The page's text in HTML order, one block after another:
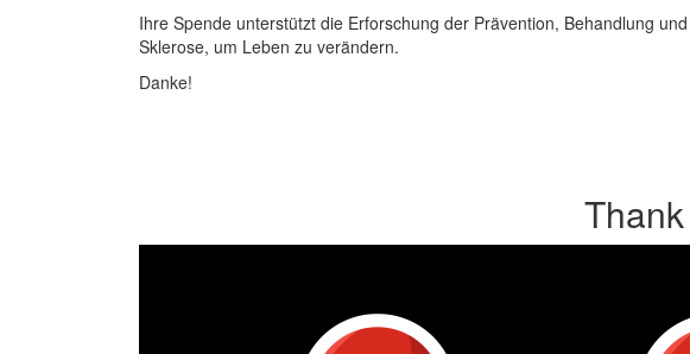
Ihre Spende unterstützt die Erforschung der Prävention, Behandlung
Sklerose, um Leben zu verändern.
Danke!